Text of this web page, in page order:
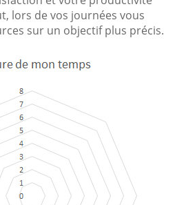
lors de vos journées vous
sur un objectif plus précis.